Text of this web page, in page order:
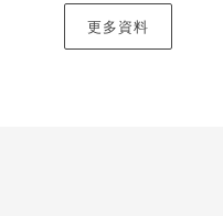
對相關跨境問題的理想之選
更多資料